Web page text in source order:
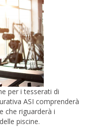
per i tesserati di
ASI comprenderà
che riguarderà i
piscine.